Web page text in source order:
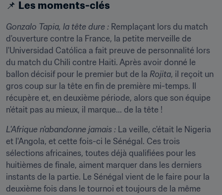
📌 Les moments-clés
Gonzalo Tapia, la tête dure : Remplaçant lors du match
d'ouverture contre la France, la petite merveille de
l'Universidad Católica a fait preuve de personnalité lors
du match du Chili contre Haïti. Après avoir donné le
ballon décisif pour le premier but de la Rojita, il reçoit un
gros coup sur la tête en fin de première mi-temps. Il
récupère et, en deuxième période, alors que son équipe
n'était pas au mieux, il marque... de la tête !
L'Afrique n'abandonne jamais : La veille, c'était le Nigeria
et l'Angola, et cette fois-ci le Sénégal. Ces trois
sélections africaines, toutes déjà qualifiées pour les
huitièmes de finale, aiment marquer dans les derniers
instants de la partie. Le Sénégal vient de le faire pour la
deuxième fois dans le tournoi et toujours de la même